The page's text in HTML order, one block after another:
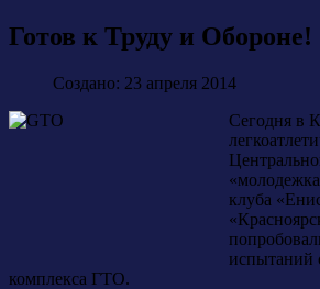
Готов к Труду и Обороне!
Создано: 23 апреля 2014
Сегодня в
клуба
испытаний
комплекса ГТО.